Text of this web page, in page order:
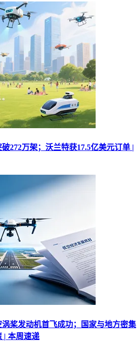
272万架；沃兰特获17.5亿美元订单 |
桨发动机首飞成功；国家与地方密集
| 本周速递